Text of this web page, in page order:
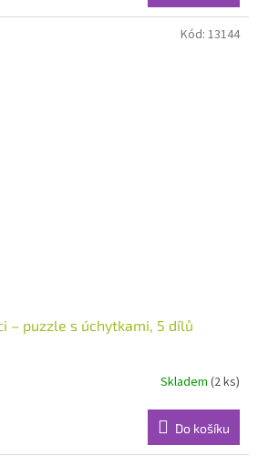
– puzzle s úchytkami, 5 dílů
Skladem (2 ks)
Do košíku
Kód: 13144